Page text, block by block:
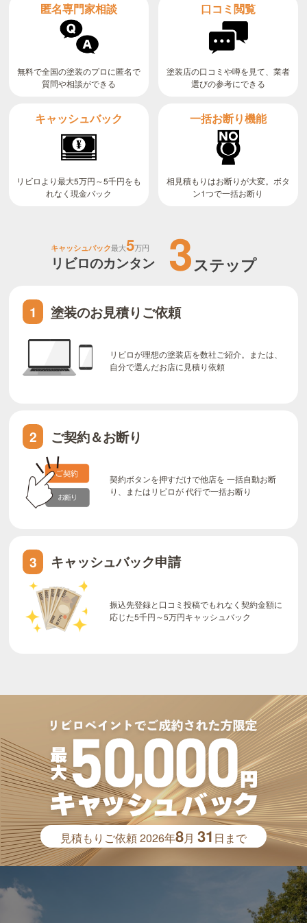
匿名専門家相談
無料で全国の塗装のプロに匿名で
質問や相談ができる
口コミ閲覧
塗装店の口コミや噂を見て、業者
選びの参考にできる
キャッシュバック
リビロより最大5万円～5千円をも
れなく現金バック
一括お断り機能
相見積もりはお断りが大変。ボタ
ン1つで一括お断り
キャッシュバック最大5万円
リビロのカンタン 3ステップ
1 塗装のお見積りご依頼
リビロが理想の塗装店を数社ご紹介。または、
自分で選んだお店に見積り依頼
2 ご契約＆お断り
契約ボタンを押すだけで他店を 一括自動お断
り、またはリビロが 代行で一括お断り
3 キャッシュバック申請
振込先登録と口コミ投稿でもれなく契約金額に
応じた5千円～5万円キャッシュバック
見積もりご依頼2026年8月31 日まで